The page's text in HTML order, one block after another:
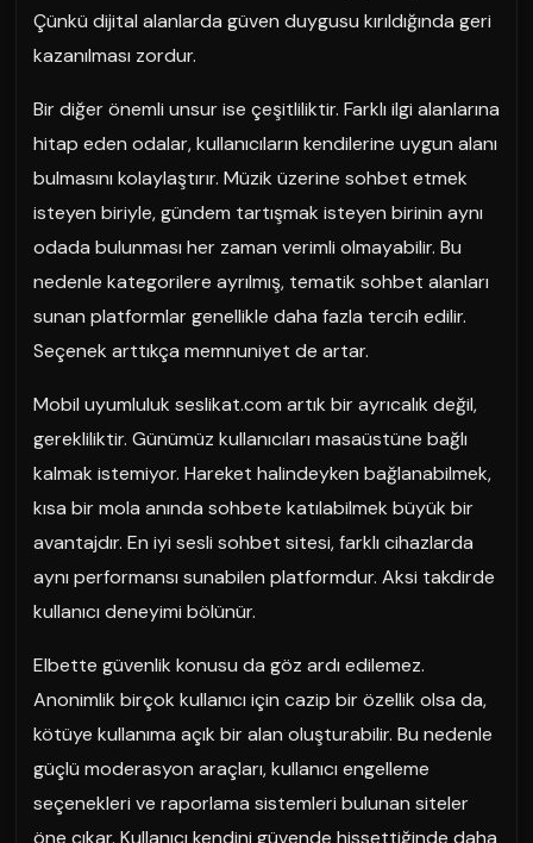
Çünkü dijital alanlarda güven duygusu kırıldığında geri
kazanılması zordur.
Bir diğer önemli unsur ise çeşitliliktir. Farklı ilgi alanlarına
hitap eden odalar, kullanıcıların kendilerine uygun alanı
bulmasını kolaylaştırır. Müzik üzerine sohbet etmek
isteyen biriyle, gündem tartışmak isteyen birinin aynı
odada bulunması her zaman verimli olmayabilir. Bu
nedenle kategorilere ayrılmış, tematik sohbet alanları
sunan platformlar genellikle daha fazla tercih edilir.
Seçenek arttıkça memnuniyet de artar.
Mobil uyumluluk seslikat.com artık bir ayrıcalık değil,
gerekliliktir. Günümüz kullanıcıları masaüstüne bağlı
kalmak istemiyor. Hareket halindeyken bağlanabilmek,
kısa bir mola anında sohbete katılabilmek büyük bir
avantajdır. En iyi sesli sohbet sitesi, farklı cihazlarda
aynı performansı sunabilen platformdur. Aksi takdirde
kullanıcı deneyimi bölünür.
Elbette güvenlik konusu da göz ardı edilemez.
Anonimlik birçok kullanıcı için cazip bir özellik olsa da,
kötüye kullanıma açık bir alan oluşturabilir. Bu nedenle
güçlü moderasyon araçları, kullanıcı engelleme
seçenekleri ve raporlama sistemleri bulunan siteler
öne çıkar. Kullanıcı kendini güvende hissettiğinde daha